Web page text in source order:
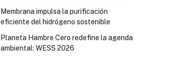
Membrana impulsa la purificación
eficiente del hidrógeno sostenible
Planeta Hambre Cero redefine la agenda
ambiental: WESS 2026